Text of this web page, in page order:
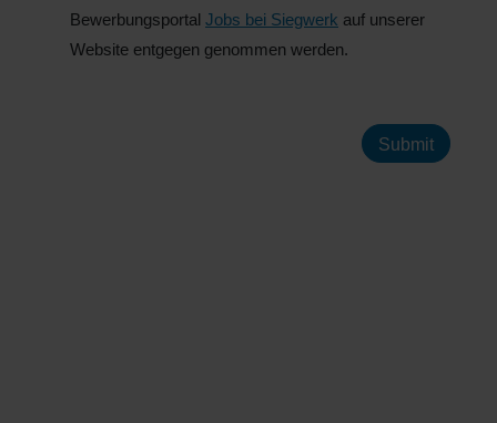
Bewerbungsportal Jobs bei Siegwerk auf unserer
Website entgegen genommen werden.
Submit